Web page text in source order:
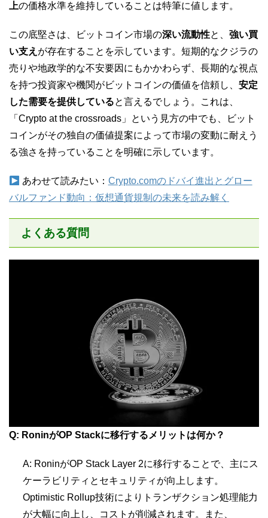
上の価格水準を維持していることは特筆に値します。
この底堅さは、ビットコイン市場の深い流動性と、 強い買
い支え が存在することを示しています。短期的なクジラの
売りや地政学的な不安要因にもかかわらず、長期的な視点
を持つ投資家や機関がビットコインの価値を信頼し、 安定
した需要を提供していると言えるでしょう。これは、
「Crypto at the crossroads」という見方の中でも、ビット
コインがその独自の価値提案によって市場の変動に耐えう
る強さを持っていることを明確に示しています。
あわせて読みたい： Crypto.comのドバイ進出とグロー
バルファンド動向：仮想通貨規制の未来を読み解く
よくある質問
Q: RoninがOP Stackに移行するメリットは何か？
A: RoninがOP Stack Layer 2に移行することで、主にス
ケーラビリティとセキュリティが向上します。
Optimistic Rollup技術によりトランザクション処理能力
が大幅に向上し、コストが削減されます。また、